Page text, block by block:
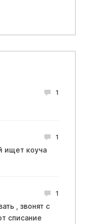
1
1
ищет коуча
1
, звонят с
списание